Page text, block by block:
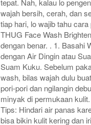
tepat. Nah, kalau lo
wajah bersih, cerah, dan
tiap hari, lo wajib tahu cara
THUG Face Wash
dengan benar. . 1. Basahi
dengan Air Dingin atau
Suam Kuku. Sebelum
wash, bilas wajah dulu
pori-pori dan ngilangin
minyak di permukaan
Tips: Hindari air panas
bisa bikin kulit kering dan